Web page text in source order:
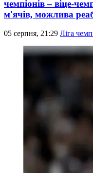
чемпіонів – віце-
м'ячів, можлива
05 серпня, 21:29 Ліга